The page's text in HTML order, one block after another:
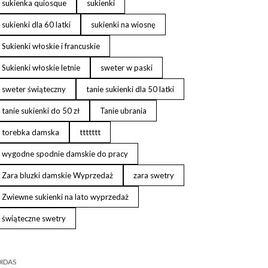
sukienka quiosque sukienki
sukienki dla 60 latki sukienki na wiosnę
Sukienki włoskie i francuskie
Sukienki włoskie letnie sweter w paski
sweter świąteczny tanie sukienki dla 50 latki
tanie sukienki do 50 zł Tanie ubrania
torebka damska ttttttt
wygodne spodnie damskie do pracy
Zara bluzki damskie Wyprzedaż zara swetry
Zwiewne sukienki na lato wyprzedaż
świąteczne swetry